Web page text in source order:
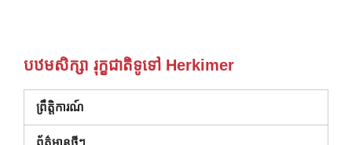
បឋមសិក្សា រុក្ខជាតិទូទៅ Herkimer
ព្រឹត្តិការណ៍
ព័ត៌មានថ្មីៗ